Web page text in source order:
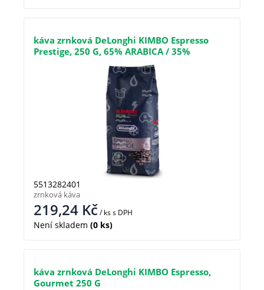
káva zrnková DeLonghi KIMBO Espresso
Prestige, 250 G, 65% ARABICA / 35%
5513282401
219,24 Kč/ kss DPH
Není skladem (0 ks)
zrnková káva
káva zrnková DeLonghi KIMBO Espresso,
Gourmet 250 G